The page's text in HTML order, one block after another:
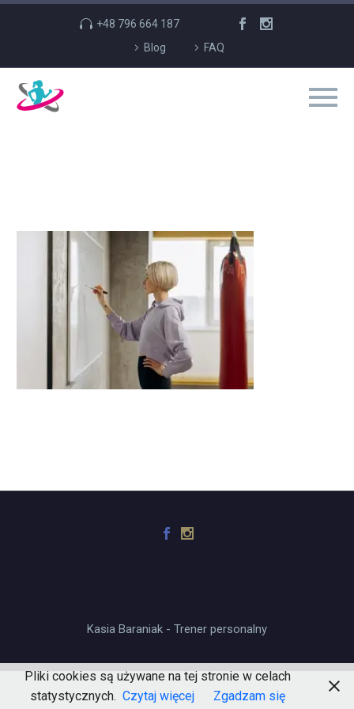
+48 796 664 187
Blog
FAQ
Kasia Baraniak - Trener personalny
Pliki cookies są używane na tej stronie w celach
statystycznych. Czytaj więcej Zgadzam się